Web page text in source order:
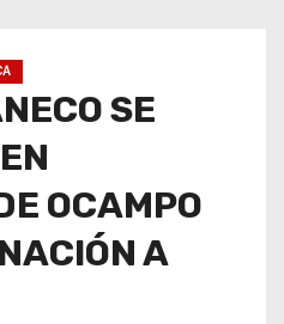
SE
OCAMPO
A